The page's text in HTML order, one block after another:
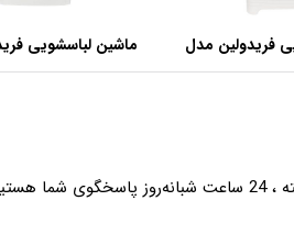
فریدولین مدل
ماشین لباسشویی
SWT150 ظرفیت 15 کیلوگرم
شما هستیم.